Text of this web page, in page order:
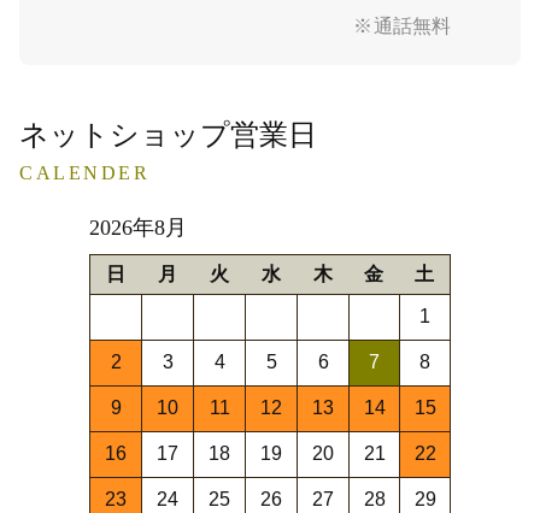
※通話無料
ネットショップ営業日
CALENDER
2026年8月
日 月 火 水 木 金 土
1
2 3 4 5 6 7 8
9 10 11 12 13 14 15
16 17 18 19 20 21 22
23 24 25 26 27 28 29